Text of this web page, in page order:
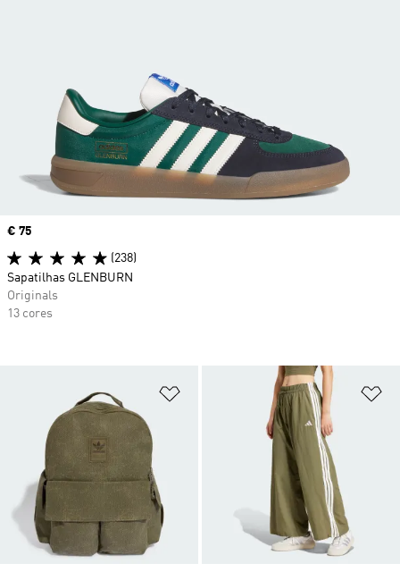
Adicionar à Lista de Desejos
Price
€ 75
(238)
Sapatilhas GLENBURN
Originals
13 cores